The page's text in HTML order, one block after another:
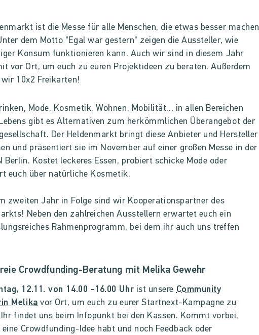
ist die Messe für alle Menschen, die etwas besser machen
dem Motto "Egal war gestern" zeigen die Aussteller, wie
Konsum funktionieren kann. Auch wir sind in diesem Jahr
vor Ort, um euch zu euren Projektideen zu beraten. Außerdem
10x2 Freikarten!
Mode, Kosmetik, Wohnen, Mobilität... in allen Bereichen
gibt es Alternativen zum herkömmlichen Überangebot der
Der Heldenmarkt bringt diese Anbieter und Hersteller
und präsentiert sie im November auf einer großen Messe in der
Berlin. Kostet leckeres Essen, probiert schicke Mode oder
euch über natürliche Kosmetik.
zweiten Jahr in Folge sind wir Kooperationspartner des
Neben den zahlreichen Ausstellern erwartet euch ein
Rahmenprogramm, bei dem ihr auch uns treffen
Crowdfunding-Beratung mit Melika Gewehr
12.11. von 14.00 -16.00 Uhr ist unsereCommunity
Melika vor Ort, um euch zu eurer Startnext-Kampagne zu
findet uns beim Infopunkt bei den Kassen. Kommt vorbei,
Crowdfunding-Idee habt und noch Feedback oder